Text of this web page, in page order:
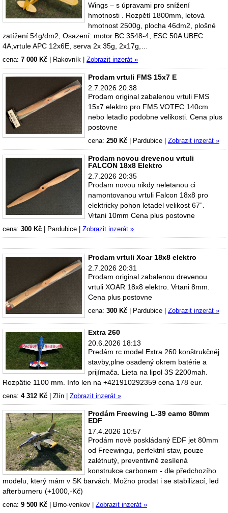
Wings – s úpravami pro snížení
hmotnosti . Rozpětí 1800mm, letová
hmotnost 2500g, plocha 46dm2, plošné
zatížení 54g/dm2, Osazení: motor BC 3548-4, ESC 50A UBEC
4A,vrtule APC 12x6E, serva 2x 35g, 2x17g,…
cena: 7 000 Kč Rakovník Zobrazit inzerát »
Prodam vrtuli FMS 15x7 E
2.7.2026 20:38
Prodam original zabalenou vrtuli FMS
15x7 elektro pro FMS VOTEC 140cm
nebo letadlo podobne velikosti. Cena plus
postovne
cena: 250 Kč Pardubice Zobrazit inzerát »
Prodam novou drevenou vrtuli
FALCON 18x8 Elektro
2.7.2026 20:35
Prodam novou nikdy neletanou ci
namontovanou vrtuli Falcon 18x8 pro
elektricky pohon letadel velikost 67”.
Vrtani 10mm Cena plus postovne
cena: 300 Kč Pardubice Zobrazit inzerát »
Prodam vrtuli Xoar 18x8 elektro
2.7.2026 20:31
Prodam original zabalenou drevenou
vrtuli XOAR 18x8 elektro. Vrtani 8mm.
Cena plus postovne
cena: 300 Kč Pardubice Zobrazit inzerát »
Extra 260
20.6.2026 18:13
Predám rc model Extra 260 konštrukčnéj
stavby,plne osadený okrem batérie a
prijímača. Lieta na lipol 3S 2200mah.
Rozpätie 1100 mm. Info len na +421910292359 cena 178 eur.
cena: 4 312 Kč Zlín Zobrazit inzerát »
Prodám Freewing L-39 camo 80mm
EDF
17.4.2026 10:57
Prodám nově poskládaný EDF jet 80mm
od Freewingu, perfektní stav, pouze
zalétnutý, preventivně zesílená
konstrukce carbonem - dle předchozího
modelu, který mám v SK barvách. Možno prodat i se stabilizací, led
afterburneru (+1000,-Kč)
cena: 9 500 Kč Brno-venkov Zobrazit inzerát »